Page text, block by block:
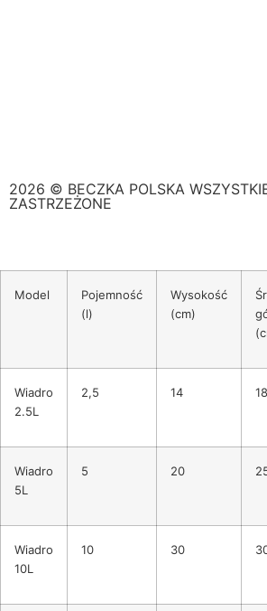
2026 © BECZKA POLSKA
ZASTRZEŻONE
Model
Pojemność
(l)
Wysokość
(cm)
Wiadro
2.5L
2,5 14 18
Wiadro
5L
5 20
Wiadro
10L
10 30